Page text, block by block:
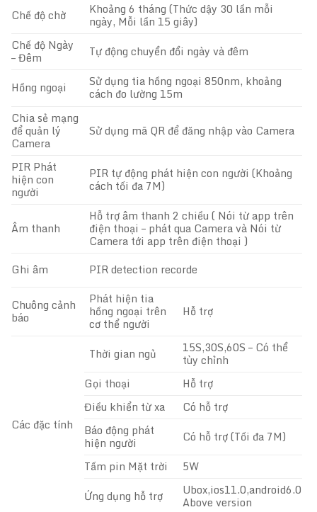
Chế độ chờ Khoảng 6 tháng (Thức dậy 30 lần mỗi
ngày, Mỗi lần 15 giây)
Chế độ Ngày
– Đêm Tự động chuyển đổi ngày và đêm
Hồng ngoại Sử dụng tia hồng ngoại 850nm, khoảng
cách đo lường 15m
Chia sẻ mạng
để quản lý
Camera
Sử dụng mã QR để đăng nhập vào Camera
PIR Phát
hiện con
người
PIR tự động phát hiện con người (Khoảng
cách tối đa 7M)
Âm thanh
Hỗ trợ âm thanh 2 chiều ( Nói từ app trên
điện thoại – phát qua Camera và Nói từ
Camera tới app trên điện thoại )
Ghi âm
PIR detection recorde
Chuông cảnh
báo
Phát hiện tia
hồng ngoại trên
cơ thể người
Hỗ trợ
Các đặc tính
Thời gian ngủ 15S,30S,60S – Có thể
tùy chỉnh
Gọi thoại
Hỗ trợ
Điều khiển từ xa
Có hỗ trợ
Báo động phát
hiện người
Có hỗ trợ (Tối đa 7M)
Tấm pin Mặt trời
5W
Ứng dụng hỗ trợ
Ubox,ios11.0,android6.0
Above version